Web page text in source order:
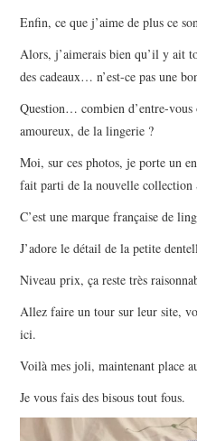
Enfin, ce que j’aime de plus ce
Alors, j’aimerais bien qu’il y ait
des cadeaux… n’est-ce pas une
Question… combien d’entre-vous
amoureux, de la lingerie ?
Moi, sur ces photos, je porte un
fait parti de la nouvelle collection
C’est une marque française de
J’adore le détail de la petite
Niveau prix, ça reste très
Allez faire un tour sur leur site,
ici.
Voilà mes joli, maintenant place
Je vous fais des bisous tout fous.